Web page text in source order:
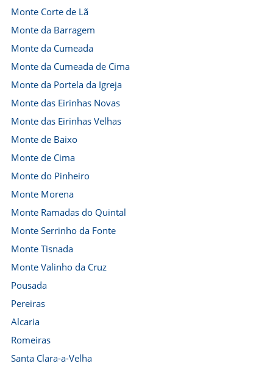
Monte Corte de Lã
Monte da Barragem
Monte da Cumeada
Monte da Cumeada de Cima
Monte da Portela da Igreja
Monte das Eirinhas Novas
Monte das Eirinhas Velhas
Monte de Baixo
Monte de Cima
Monte do Pinheiro
Monte Morena
Monte Ramadas do Quintal
Monte Serrinho da Fonte
Monte Tisnada
Monte Valinho da Cruz
Pousada
Pereiras
Alcaria
Romeiras
Santa Clara-a-Velha